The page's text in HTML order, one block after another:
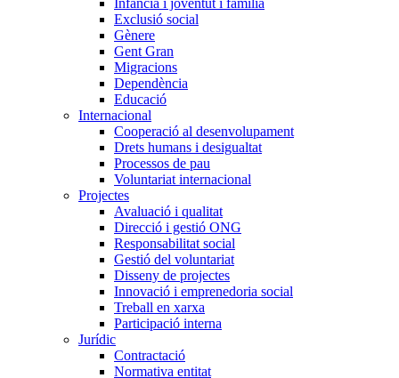
Infància i joventut i família
Exclusió social
Gènere
Gent Gran
Migracions
Dependència
Educació
Internacional
Cooperació al desenvolupament
Drets humans i desigualtat
Processos de pau
Voluntariat internacional
Projectes
Avaluació i qualitat
Direcció i gestió ONG
Responsabilitat social
Gestió del voluntariat
Disseny de projectes
Innovació i emprenedoria social
Treball en xarxa
Participació interna
Jurídic
Contractació
Normativa entitat